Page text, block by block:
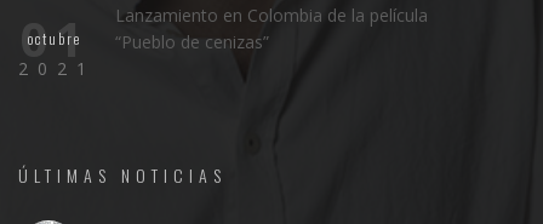
01
octubre
2021
Lanzamiento en Colombia de la película
“Pueblo de cenizas”
ÚLTIMAS NOTICIAS